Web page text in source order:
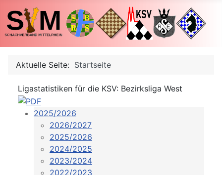
Aktuelle Seite: Startseite
Ligastatistiken für die KSV: Bezirksliga West
2025/2026
2026/2027
2025/2026
2024/2025
2023/2024
2022/2023